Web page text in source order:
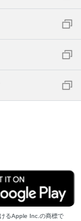
るApple Inc.の商標で